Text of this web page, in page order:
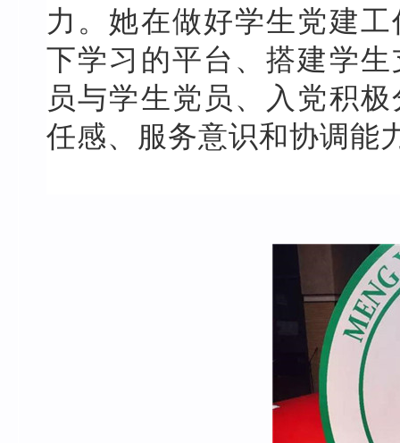
力。她在做好学生党建
下学习的平台、搭建学
员与学生党员、入党积
任感、服务意识和协调能